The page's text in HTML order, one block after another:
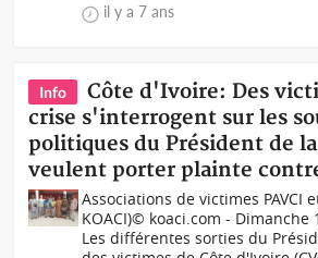
il y a 7 ans
Info
Côte d'Ivoire: Des
crise s'interrogent sur les
politiques du Président de
veulent porter plainte
Associations de victimes PAVCI
KOACI)© koaci.com - Dimanche
Les différentes sorties du